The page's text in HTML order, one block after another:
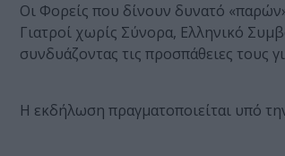
Οι Φορείς που δίνουν δυνατό
Γιατροί χωρίς Σύνορα, Ελληνικό
συνδυάζοντας τις προσπάθειες τους
Η εκδήλωση πραγματοποιείται υπό